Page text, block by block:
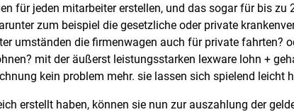
für jeden mitarbeiter erstellen, und das sogar für bis
zum beispiel die gesetzliche oder private
umständen die firmenwagen auch für private fahrten?
mit der äußerst leistungsstarken lexware lohn +
kein problem mehr. sie lassen sich spielend leicht
erstellt haben, können sie nun zur auszahlung der